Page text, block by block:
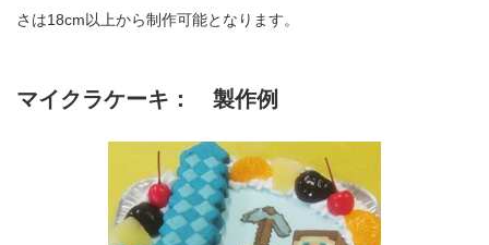
さは18cm以上から制作可能となります。
マイクラケーキ： 製作例